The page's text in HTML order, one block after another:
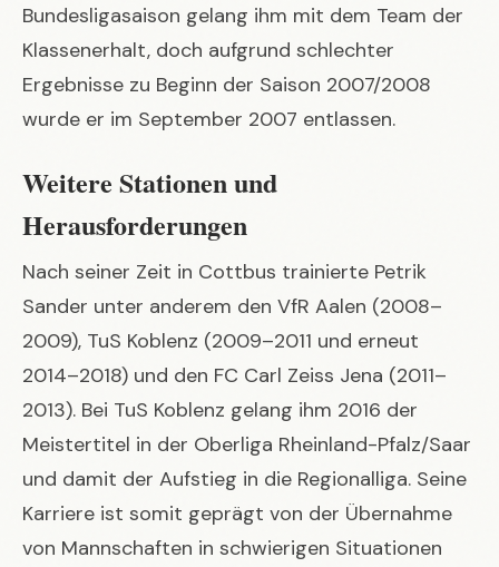
Bundesligasaison gelang ihm mit dem Team der
Klassenerhalt, doch aufgrund schlechter
Ergebnisse zu Beginn der Saison 2007/2008
wurde er im September 2007 entlassen.
Weitere Stationen und
Herausforderungen
Nach seiner Zeit in Cottbus trainierte Petrik
Sander unter anderem den VfR Aalen (2008–
2009), TuS Koblenz (2009–2011 und erneut
2014–2018) und den FC Carl Zeiss Jena (2011–
2013). Bei TuS Koblenz gelang ihm 2016 der
Meistertitel in der Oberliga Rheinland-Pfalz/Saar
und damit der Aufstieg in die Regionalliga. Seine
Karriere ist somit geprägt von der Übernahme
von Mannschaften in schwierigen Situationen